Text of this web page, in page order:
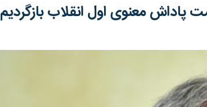
پاداش معنوی اول انقلاب بازگردیم